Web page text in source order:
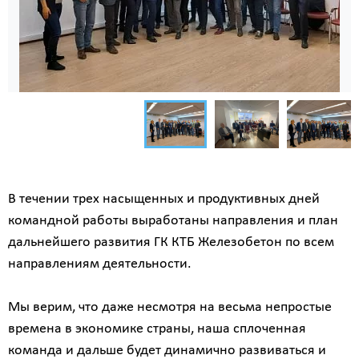
В течении трех насыщенных и продуктивных дней
командной работы выработаны направления и план
дальнейшего развития ГК КТБ Железобетон по всем
направлениям деятельности.
Мы верим, что даже несмотря на весьма непростые
времена в экономике страны, наша сплоченная
команда и дальше будет динамично развиваться и